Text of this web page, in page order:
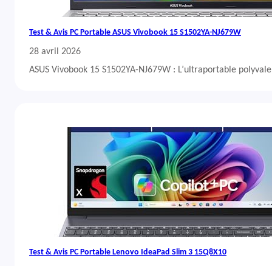
Test & Avis PC Portable ASUS Vivobook 15 S1502YA-NJ679W
28 avril 2026
ASUS Vivobook 15 S1502YA-NJ679W : L’ultraportable
Test & Avis PC Portable Lenovo IdeaPad Slim 3 15Q8X10